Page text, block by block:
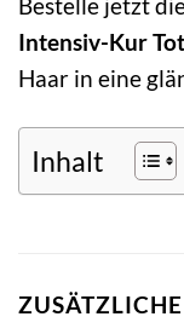
Bestelle jetzt
Intensiv-Kur
Haar in eine
Inhalt